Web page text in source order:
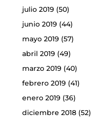
julio 2019 (50)
junio 2019 (44)
mayo 2019 (57)
abril 2019 (49)
marzo 2019 (40)
febrero 2019 (41)
enero 2019 (36)
diciembre 2018(52)